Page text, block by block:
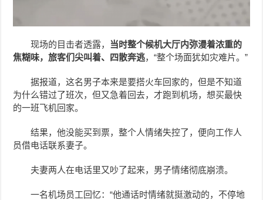
现场的目击者透露，
当时整个候机大厅内弥漫着浓重的
焦糊味，旅客们尖叫着、四散奔逃，“整个场面犹如灾难片。”
据报道，这名男子本来是要搭火车回家的，但是不知道
为什么错过了班次，但又急着回去，才跑到机场，想买最快
的一班飞机回家。
结果，他没能买到票，整个人情绪失控了，便向工作人
员借电话联系妻子。
夫妻两人在电话里又吵了起来，男子情绪彻底崩溃。
一名机场员工回忆：“他通话时情绪就挺激动的，不停地